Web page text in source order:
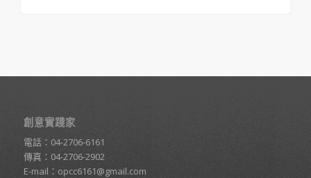
創意實踐家
電話： 04-2706-6161
傳真：04-2706-2902
E-mail： opcc6161@gmail.com